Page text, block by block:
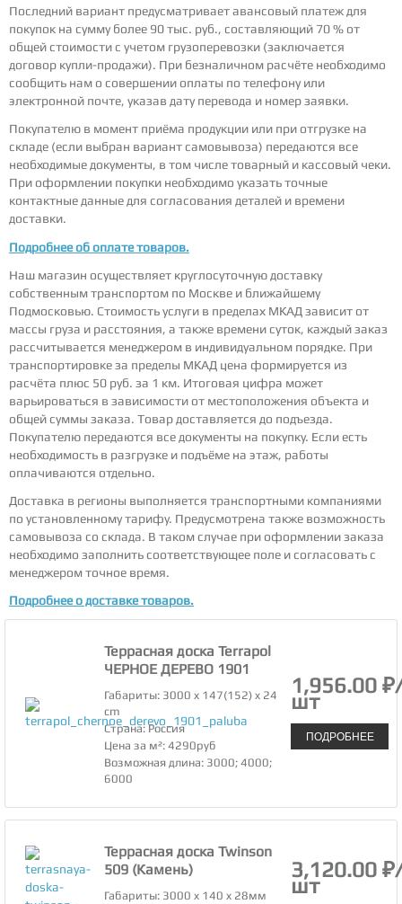
Последний вариант предусматривает авансовый платеж для
покупок на сумму более 90 тыс. руб., составляющий 70 % от
общей стоимости с учетом грузоперевозки (заключается
договор купли-продажи). При безналичном расчёте необходимо
сообщить нам о совершении оплаты по телефону или
электронной почте, указав дату перевода и номер заявки.
Покупателю в момент приёма продукции или при отгрузке на
складе (если выбран вариант самовывоза) передаются все
необходимые документы, в том числе товарный и кассовый чеки.
При оформлении покупки необходимо указать точные
контактные данные для согласования деталей и времени
доставки.
Подробнее об оплате товаров.
Наш магазин осуществляет круглосуточную доставку
собственным транспортом по Москве и ближайшему
Подмосковью. Стоимость услуги в пределах МКАД зависит от
массы груза и расстояния, а также времени суток, каждый заказ
рассчитывается менеджером в индивидуальном порядке. При
транспортировке за пределы МКАД цена формируется из
расчёта плюс 50 руб. за 1 км. Итоговая цифра может
варьироваться в зависимости от местоположения объекта и
общей суммы заказа. Товар доставляется до подъезда.
Покупателю передаются все документы на покупку. Если есть
необходимость в разгрузке и подъёме на этаж, работы
оплачиваются отдельно.
Доставка в регионы выполняется транспортными компаниями
по установленному тарифу. Предусмотрена также возможность
самовывоза со склада. В таком случае при оформлении заказа
необходимо заполнить соответствующее поле и согласовать с
менеджером точное время.
Подробнее о доставке товаров.
Террасная доска Terrapol
ЧЕРНОЕ ДЕРЕВО 1901
Габариты: 3000 x 147(152) x 24
cm
Страна: Россия
Цена за м²: 4290руб
Возможная длина: 3000; 4000;
6000
1,956.00
шт
ПОДРОБНЕЕ
Террасная доска Twinson
509 (Камень)
Габариты: 3000 x 140 x 28мм
3,120.00
шт